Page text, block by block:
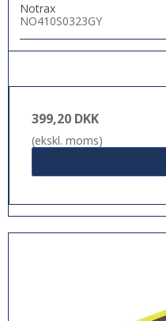
Notrax
NO410S0323GY
399,20 DKK
(ekskl. moms)